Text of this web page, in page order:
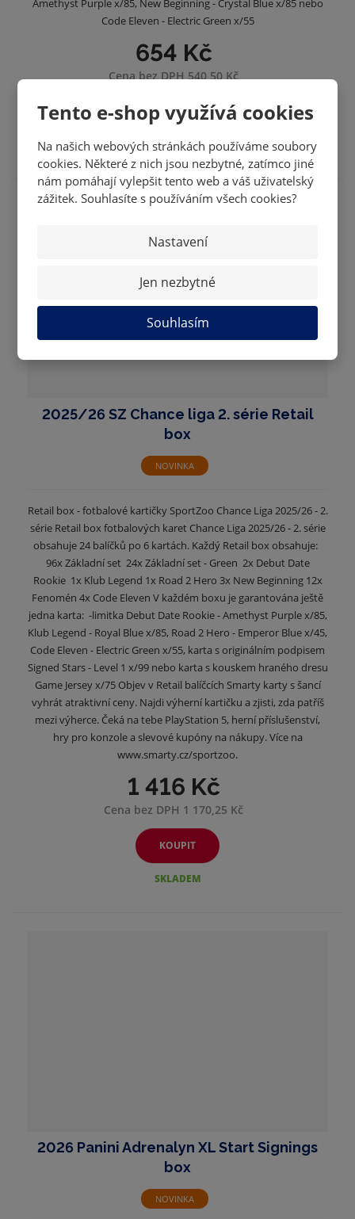
Tento e-shop využívá cookies
Na našich webových stránkách používáme soubory
cookies. Některé z nich jsou nezbytné, zatímco jiné
nám pomáhají vylepšit tento web a váš uživatelský
zážitek. Souhlasíte s používáním všech cookies?
Nastavení
Jen nezbytné
Souhlasím
Amethyst Purple x/85, New Beginning - Crystal Blue x/85 nebo
Code Eleven - Electric Green x/55
654 Kč
Cena bez DPH 540,50 Kč
KOUPIT
SKLADEM
2025/26 SZ Chance liga 2. série Retail
box
NOVINKA
Retail box - fotbalové kartičky SportZoo Chance Liga 2025/26 - 2.
série Retail box fotbalových karet Chance Liga 2025/26 - 2. série
obsahuje 24 balíčků po 6 kartách. Každý Retail box obsahuje:
96x Základní set 24x Základní set - Green 2x Debut Date
Rookie 1x Klub Legend 1x Road 2 Hero 3x New Beginning 12x
Fenomén 4x Code Eleven V každém boxu je garantována ještě
jedna karta: -limitka Debut Date Rookie - Amethyst Purple x/85,
Klub Legend - Royal Blue x/85, Road 2 Hero - Emperor Blue x/45,
Code Eleven - Electric Green x/55, karta s originálním podpisem
Signed Stars - Level 1 x/99 nebo karta s kouskem hraného dresu
Game Jersey x/75 Objev v Retail balíčcích Smarty karty s šancí
vyhrát atraktivní ceny. Najdi výherní kartičku a zjisti, zda patříš
mezi výherce. Čeká na tebe PlayStation 5, herní příslušenství,
hry pro konzole a slevové kupóny na nákupy. Více na
www.smarty.cz/sportzoo.
1 416 Kč
Cena bez DPH 1 170,25 Kč
KOUPIT
SKLADEM
2026 Panini Adrenalyn XL Start Signings
box
NOVINKA